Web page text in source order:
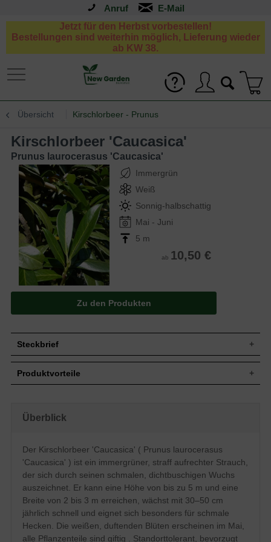
Anruf
Jetzt für den Herbst vorbestellen!
Bestellungen sind weiterhin möglich, Lieferung wieder
ab KW 38.
Übersicht Kirschlorbeer - Prunus
Kirschlorbeer 'Caucasica'
Prunus laurocerasus 'Caucasica'
Immergrün
Weiß
Sonnig-halbschattig
Mai - Juni
5 m
ab 10,50 €
Zu den Produkten
Steckbrief
Zuwachs
Wuchsform
Frucht
Tiefschwarze erbsengroße Steinfrüchte,
nicht zum Verzehr geeignet
Blüte
Weiß, duftend, im Mai
Blütezeit
Mai - Juni
Boden
Relativ anspruchslos, bevorzugt den
frischen, durchlässigen Untergrund,
Staunässe vermeiden
Standort
Sonnig bis schattig
Produktvorteile
gut schnittverträglich
straff-schmalwüchsig
optimal für schmale und hohe Hecken
bis 5 m
verträgt keine Staunässe
solide frosthart
regelmäßiger Beschnitt nötig
Überblick
Der Kirschlorbeer 'Caucasica' ( Prunus laurocerasus
'Caucasica' ) ist ein immergrüner, straff aufrechter Strauch,
der sich durch seinen schmalen, dichtbuschigen Wuchs
auszeichnet. Er kann eine Höhe von bis zu 5 m und eine
Breite von 2 bis 3 m erreichen, wächst mit 30–50 cm
jährlich schnell und eignet sich besonders für schmale
Hecken. Die weißen, duftenden Blüten erscheinen im Mai,
alle Pflanzenteile sind giftig . Standorttolerant, bevorzugt